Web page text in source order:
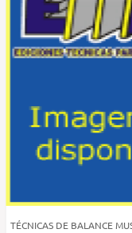
TÉCNICAS DE BALANCE